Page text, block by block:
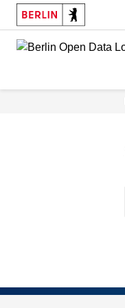
Skip
main